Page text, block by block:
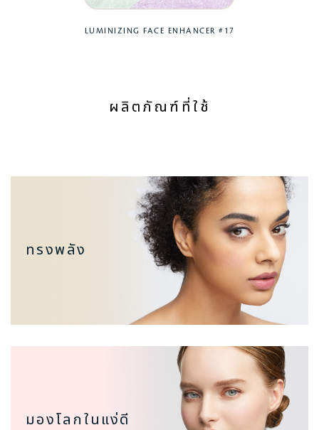
LUMINIZING FACE ENHANCER #17
ผลิตภัณฑ์ที่ใช้
ทรงพลัง
มองโลกในแง่ดี